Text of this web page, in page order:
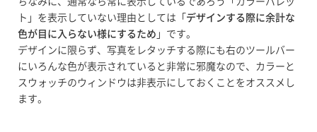
ト」を表示していない理由としては「 デザインする際に余計な
色が目に入らない様にするため 」です。
デザインに限らず、写真をレタッチする際にも右のツールバー
にいろんな色が表示されていると非常に邪魔なので、カラーと
スウォッチのウィンドウは非表示にしておくことをオススメし
ます。